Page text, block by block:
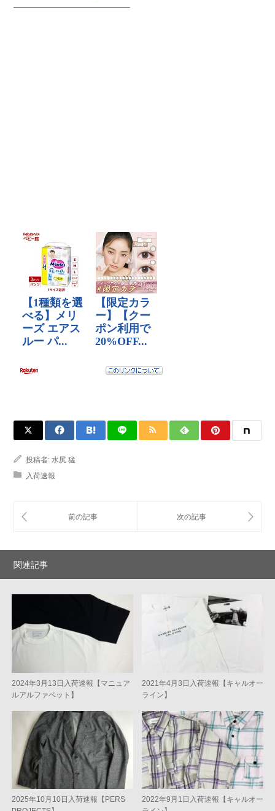
—————————————–
投稿者: 水尻 猛
入荷速報
関連記事
2024年3月13日入荷速報【マニュア
ルアルファベット】
2021年4月3日入荷速報【キャルオー
ライン】
2025年10月10日入荷速報【PERS
2022年9月1日入荷速報【キャルオー